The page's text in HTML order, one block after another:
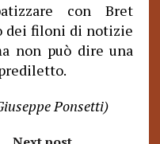
con Bret
dei filoni di notizie
non può dire una
Ponsetti)